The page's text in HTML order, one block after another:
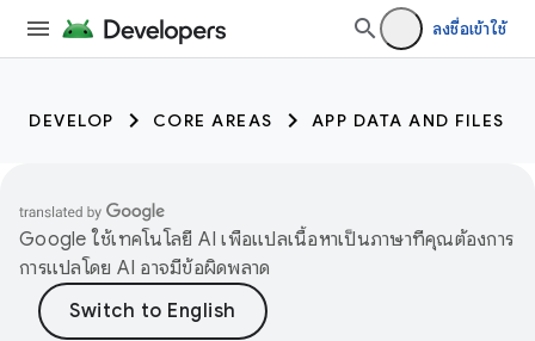
ลงชื่อเข้าใช้
DEVELOP CORE AREAS APP DATA AND FILES
Google ใช้เทคโนโลยี AI เพื่อแปลเนื้อหาเป็นภาษาที่คุณต้องการ
การแปลโดย AI อาจมีข้อผิดพลาด